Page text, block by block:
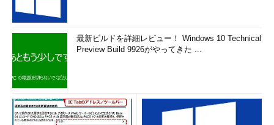
最新ビルドを詳細レビュー！ Windows 10 Technical
Preview Build 9926がやってきた ...